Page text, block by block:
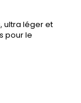
ultra léger et
pour le